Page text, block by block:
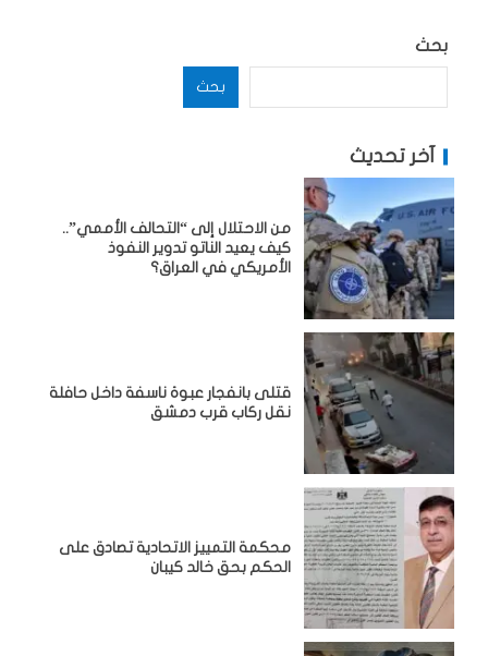
بحث
بحث
آخر تحديث
من الاحتلال إلى “التحالف الأممي”..
كيف يعيد الناتو تدوير النفوذ
الأمريكي في العراق؟
قتلى بانفجار عبوة ناسفة داخل حافلة
نقل ركاب قرب دمشق
محكمة التمييز الاتحادية تصادق على
الحكم بحق خالد كيبان